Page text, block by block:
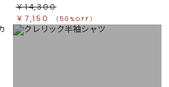
￥14,300
￥7,150
（50%OFF）